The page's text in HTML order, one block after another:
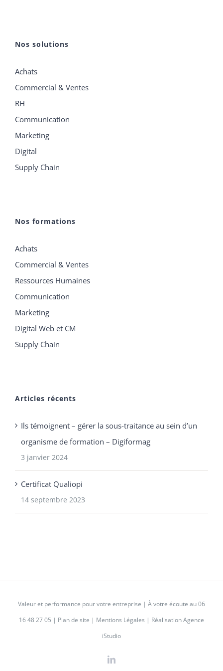
Nos solutions
Achats
Commercial & Ventes
RH
Communication
Marketing
Digital
Supply Chain
Nos formations
Achats
Commercial & Ventes
Ressources Humaines
Communication
Marketing
Digital Web et CM
Supply Chain
Articles récents
Ils témoignent – gérer la sous-traitance au sein d’un
organisme de formation – Digiformag
3 janvier 2024
Certificat Qualiopi
14 septembre 2023
Valeur et performance pour votre entreprise | À votre écoute au06
16 48 27 05 | Plan de site | Mentions Légales | Réalisation Agence
iStudio
LinkedIn